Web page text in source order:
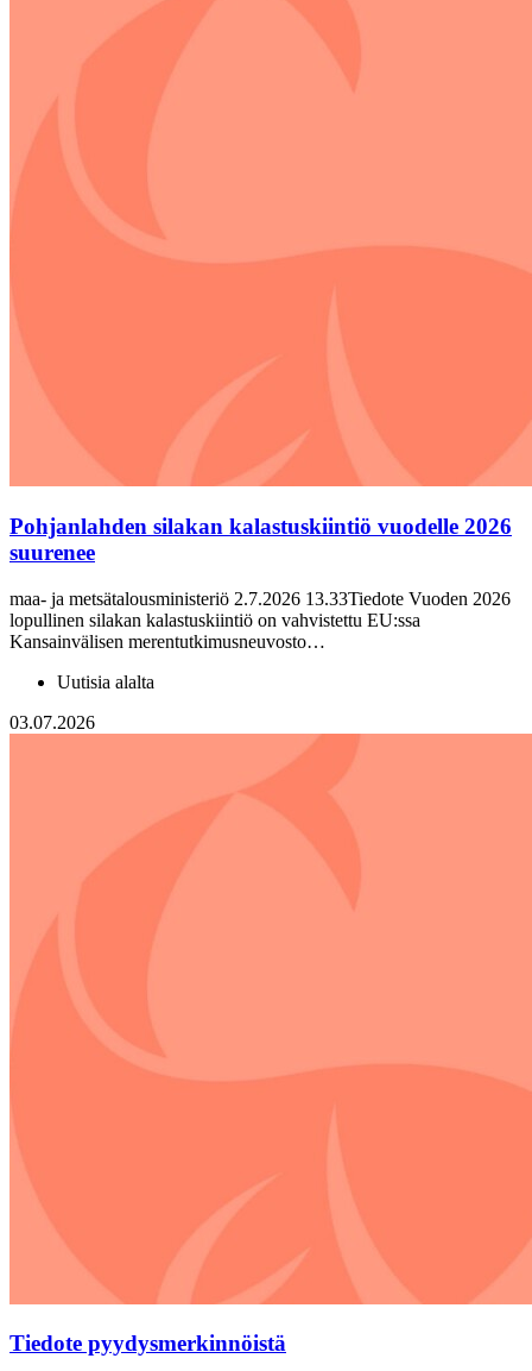
Pohjanlahden silakan kalastuskiintiö vuodelle 2026
suurenee
maa- ja metsätalousministeriö 2.7.2026 13.33Tiedote Vuoden 2026
lopullinen silakan kalastuskiintiö on vahvistettu EU:ssa
Kansainvälisen merentutkimusneuvosto…
Uutisia alalta
03.07.2026
Tiedote pyydysmerkinnöistä